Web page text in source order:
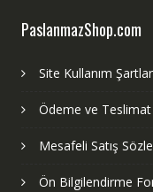
PaslanmazShop.com
Site Kullanım
Ödeme ve Teslimat
Mesafeli Satış
Ön Bilgilendirme